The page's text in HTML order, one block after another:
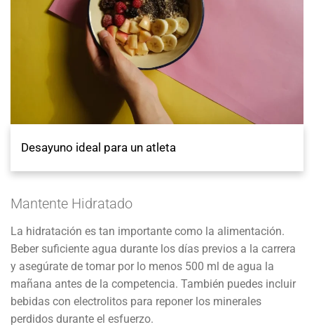
Desayuno ideal para un atleta
Mantente Hidratado
La hidratación es tan importante como la alimentación.
Beber suficiente agua durante los días previos a la carrera
y asegúrate de tomar por lo menos 500 ml de agua la
mañana antes de la competencia. También puedes incluir
bebidas con electrolitos para reponer los minerales
perdidos durante el esfuerzo.